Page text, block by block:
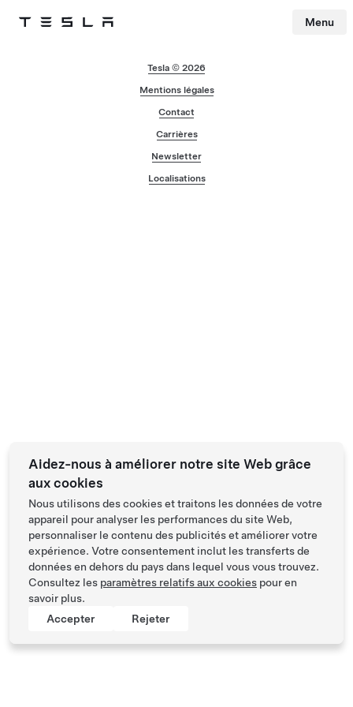
Tesla Menu
Tesla © 2026
Mentions légales
Contact
Carrières
Newsletter
Localisations
Aidez-nous à améliorer notre site Web grâce
aux cookies
Nous utilisons des cookies et traitons les données de votre
appareil pour analyser les performances du site Web,
personnaliser le contenu des publicités et améliorer votre
expérience. Votre consentement inclut les transferts de
données en dehors du pays dans lequel vous vous trouvez.
Consultez les paramètres relatifs aux cookies pour en
savoir plus.
Accepter
Rejeter